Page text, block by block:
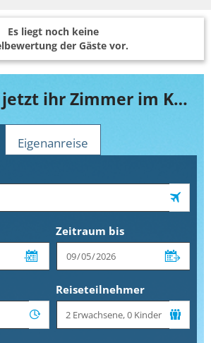
Es liegt noch keine
der Gäste vor.
Buchen Sie jetzt ihr Zimmer im Karwendelhof
Eigenanreise
Zeitraum bis
Reiseteilnehmer